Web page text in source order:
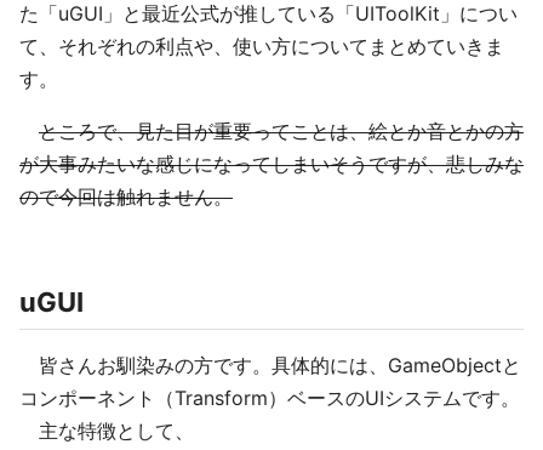
た「uGUI」と最近公式が推している「UIToolKit」につい
て、それぞれの利点や、使い方についてまとめていきま
す。
ところで、見た目が重要ってことは、絵とか音とかの方
が大事みたいな感じになってしまいそうですが、悲しみな
ので今回は触れません。
uGUI
皆さんお馴染みの方です。具体的には、GameObjectと
コンポーネント（Transform）ベースのUIシステムです。
主な特徴として、